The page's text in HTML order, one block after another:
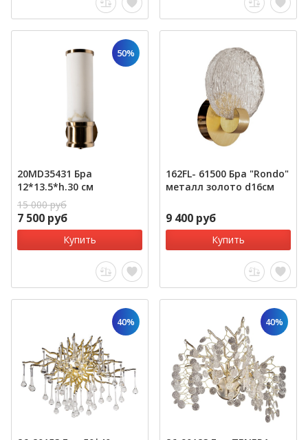
50%
20MD35431 Бра
12*13.5*h.30 см
15 000 руб
7 500 руб
Купить
162FL- 61500 Бра "Rondo"
металл золото d16см
9 400 руб
Купить
40% 40%